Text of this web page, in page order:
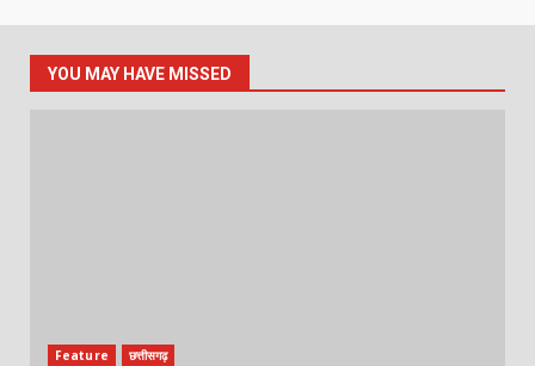
YOU MAY HAVE MISSED
Feature छत्तीसगढ़